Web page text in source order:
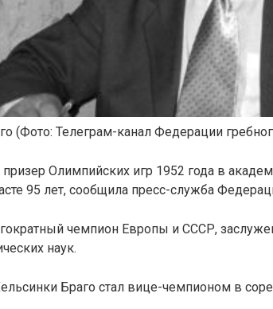
(Фото: Телеграм-канал Федерации
Олимпийских игр 1952 года в
95 лет, сообщила пресс-служба
чемпион Европы и СССР,
наук.
Браго стал вице-чемпионом в